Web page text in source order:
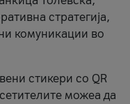
стратегија,
комуникации во
стикери со QR
можеа да